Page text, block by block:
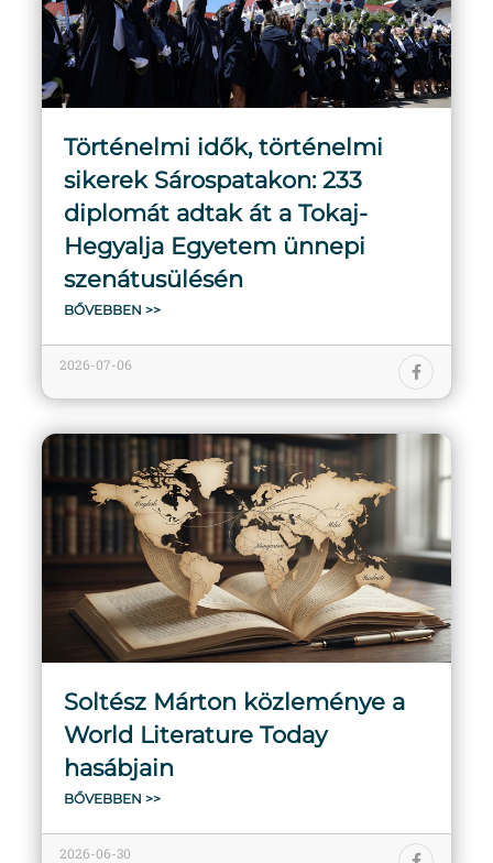
Történelmi idők, történelmi
sikerek Sárospatakon: 233
diplomát adtak át a Tokaj-
Hegyalja Egyetem ünnepi
szenátusülésén
BŐVEBBEN >>
2026-07-06
Soltész Márton közleménye a
World Literature Today
hasábjain
BŐVEBBEN >>
2026-06-30